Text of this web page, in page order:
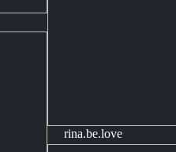
rina.be.love